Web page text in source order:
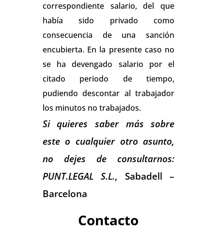
correspondiente salario, del que
había sido privado como
consecuencia de una sanción
encubierta. En la presente caso no
se ha devengado salario por el
citado periodo de tiempo,
pudiendo descontar al trabajador
los minutos no trabajados.
Si quieres saber más sobre
este o cualquier otro asunto,
no dejes de consultarnos:
PUNT.LEGAL S.L., Sabadell –
Barcelona
Contacto